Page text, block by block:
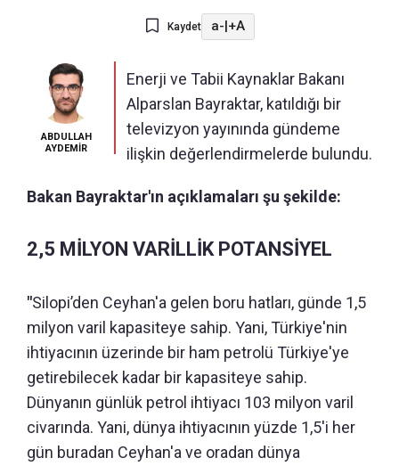
Kaydet a- +A
ABDULLAH
AYDEMİR
Enerji ve Tabii Kaynaklar Bakanı
Alparslan Bayraktar, katıldığı bir
televizyon yayınında gündeme
ilişkin değerlendirmelerde bulundu.
Bakan Bayraktar'ın açıklamaları şu şekilde:
2,5 MİLYON VARİLLİK POTANSİYEL
"Silopi’den Ceyhan'a gelen boru hatları, günde 1,5
milyon varil kapasiteye sahip. Yani, Türkiye'nin
ihtiyacının üzerinde bir ham petrolü Türkiye'ye
getirebilecek kadar bir kapasiteye sahip.
Dünyanın günlük petrol ihtiyacı 103 milyon varil
civarında. Yani, dünya ihtiyacının yüzde 1,5'i her
gün buradan Ceyhan'a ve oradan dünya